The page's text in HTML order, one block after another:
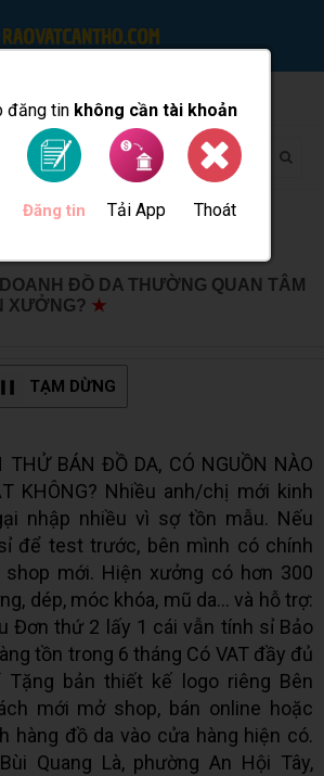
đăng tin không cần tài khoản
Đăng tin Tải App Thoát
ĐỒ DA THƯỜNG QUAN TÂM
XƯỞNG? ★
TẠM DỪNG
THỬ BÁN ĐỒ DA, CÓ NGUỒN NÀO
KHÔNG? Nhiều anh/chị mới kinh
nhập nhiều vì sợ tồn mẫu. Nếu
để test trước, bên mình có chính
mới. Hiện xưởng có hơn 300
dép, móc khóa, mũ da… và hỗ trợ:
Đơn thứ 2 lấy 1 cái vẫn tính sỉ Bảo
tồn trong 6 tháng Có VAT đầy đủ
Tặng bản thiết kế logo riêng Bên
mới mở shop, bán online hoặc
hàng đồ da vào cửa hàng hiện có.
Quang Là, phường An Hội Tây,